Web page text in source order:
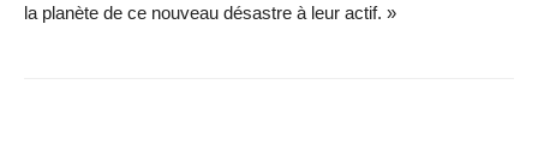
la planète de ce nouveau désastre à leur actif. »